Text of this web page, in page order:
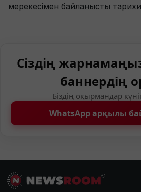
мерекесімен байланысты
Сіздің
баннердің
Біздің оқырмандар
WhatsApp арқылы